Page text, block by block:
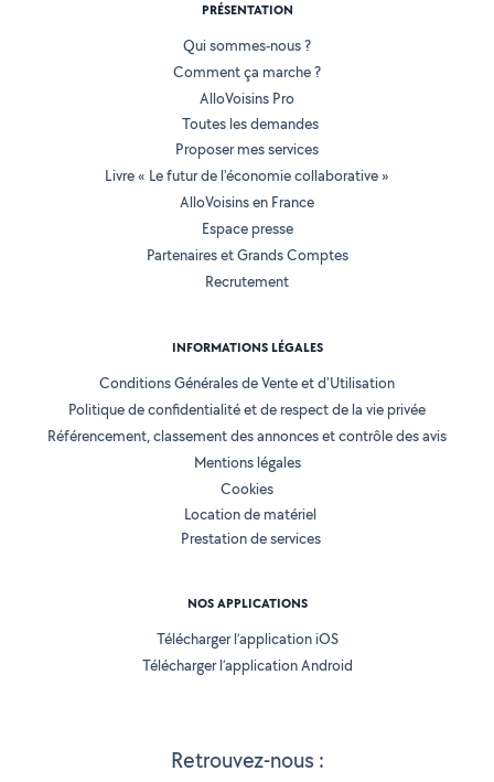
Retrouvez-nous :
PRÉSENTATION
Qui sommes-nous ?
Comment ça marche ?
AlloVoisins Pro
Toutes les demandes
Proposer mes services
Livre « Le futur de l'économie collaborative »
AlloVoisins en France
Espace presse
Partenaires et Grands Comptes
Recrutement
INFORMATIONS LÉGALES
Conditions Générales de Vente et d'Utilisation
Politique de confidentialité et de respect de la vie privée
Référencement, classement des annonces et contrôle des avis
Mentions légales
Cookies
Location de matériel
Prestation de services
NOS APPLICATIONS
Télécharger l’application iOS
Télécharger l’application Android